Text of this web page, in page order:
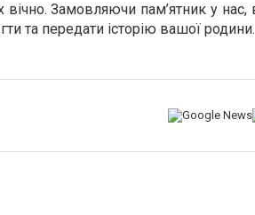
вічно. Замовляючи пам’ятник у нас,
та передати історію вашої родини.